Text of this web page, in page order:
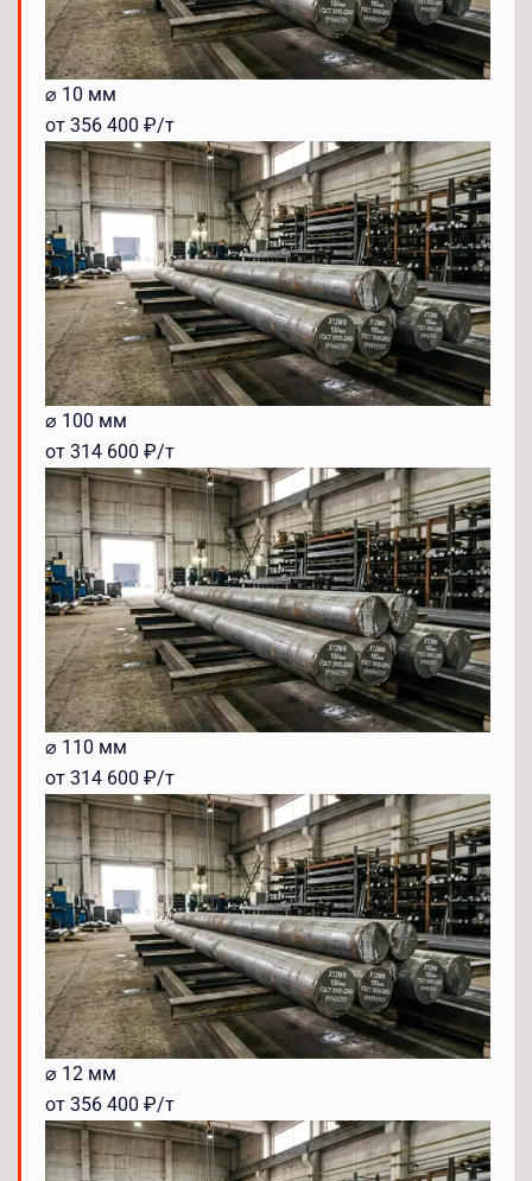
⌀ 10 мм
от 356 400 ₽/т
⌀ 100 мм
от 314 600 ₽/т
⌀ 110 мм
от 314 600 ₽/т
⌀ 12 мм
от 356 400 ₽/т